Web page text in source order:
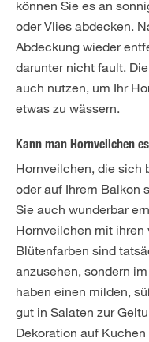
können Sie es an
oder Vlies abdecken.
Abdeckung wieder
darunter nicht fault.
auch nutzen, um Ihr
etwas zu wässern.
Kann man Hornveilchen
Hornveilchen, die sich
oder auf Ihrem Balkon
Sie auch wunderbar
Hornveilchen mit
Blütenfarben sind
anzusehen, sondern
haben einen milden,
gut in Salaten zur
Dekoration auf